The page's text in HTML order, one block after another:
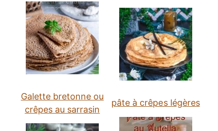
Galette bretonne ou
crêpes au sarrasin
pâte à crêpes légères